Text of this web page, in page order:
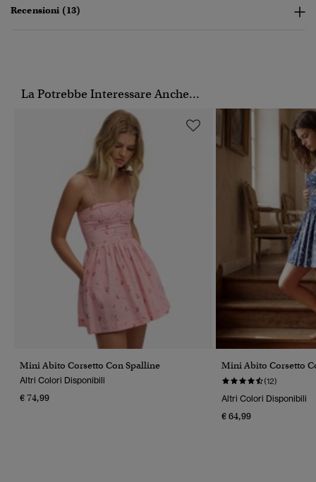
Recensioni (13)
La Potrebbe Interessare Anche...
Mini Abito Corsetto Con Spalline
Altri Colori Disponibili
€ 74,99
Mini Abito Corsetto
(12)
Altri Colori Disponibili
€ 64,99